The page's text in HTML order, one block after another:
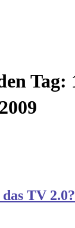
Tag:
TV 2.0?